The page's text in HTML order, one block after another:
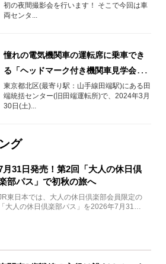
初の夜間撮影会を行います！ そこで今回は車
両センタ...
憧れの電気機関車の運転席に乗車でき
る「ヘッドマーク付き機関車見学会」
が開催！
東京都北区(最寄り駅：山手線田端駅)にある田
端統括センター(旧田端運転所)で、2024年3月
30日(土)...
グ
月31日発売！第2回「大人の休日倶
部パス」で初秋の旅へ
東日本では、大人の休日倶楽部会員限定の
「大人の休日倶楽部パス」を2026年7月31日